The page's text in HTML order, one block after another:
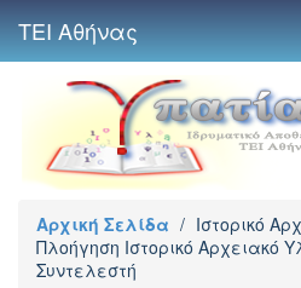
ΤΕΙ Αθήνας
Αρχική Σελίδα / Ιστορικό
Πλοήγηση Ιστορικό Αρχειακό
Συντελεστή